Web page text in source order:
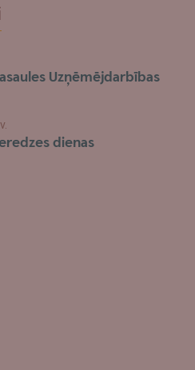
Uzņēmējdarbības
dienas